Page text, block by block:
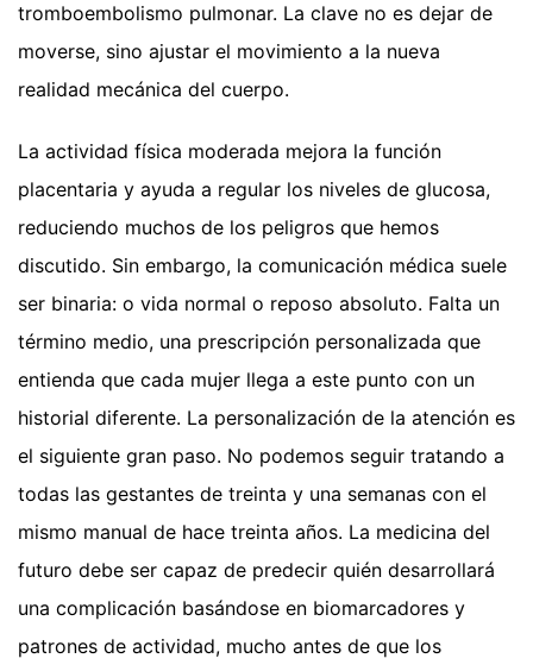
tromboembolismo pulmonar. La clave no es dejar de
moverse, sino ajustar el movimiento a la nueva
realidad mecánica del cuerpo.
La actividad física moderada mejora la función
placentaria y ayuda a regular los niveles de glucosa,
reduciendo muchos de los peligros que hemos
discutido. Sin embargo, la comunicación médica suele
ser binaria: o vida normal o reposo absoluto. Falta un
término medio, una prescripción personalizada que
entienda que cada mujer llega a este punto con un
historial diferente. La personalización de la atención es
el siguiente gran paso. No podemos seguir tratando a
todas las gestantes de treinta y una semanas con el
mismo manual de hace treinta años. La medicina del
futuro debe ser capaz de predecir quién desarrollará
una complicación basándose en biomarcadores y
patrones de actividad, mucho antes de que los